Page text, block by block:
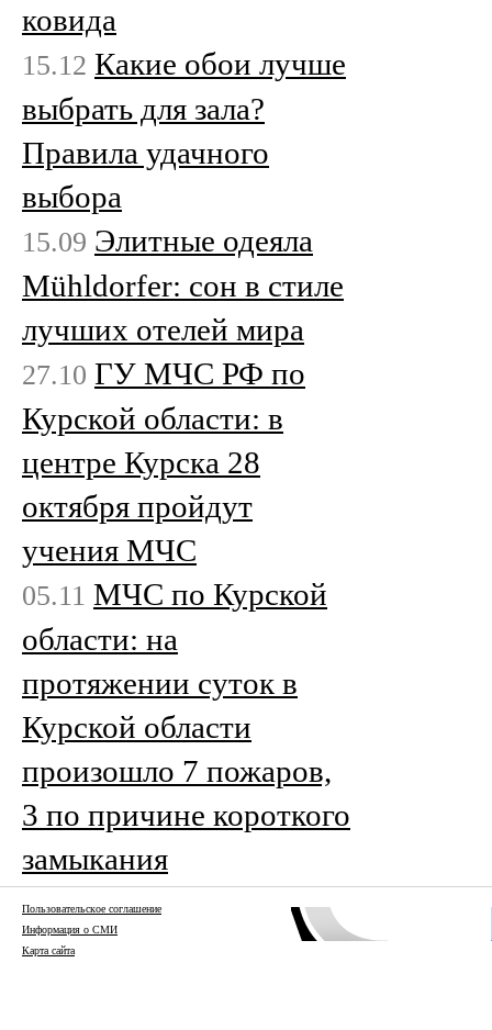
ковида
15.12 Какие обои лучше
выбрать для зала?
Правила удачного
выбора
15.09 Элитные одеяла
Mühldorfer: сон в стиле
лучших отелей мира
27.10 ГУ МЧС РФ по
Курской области: в
центре Курска 28
октября пройдут
учения МЧС
05.11 МЧС по Курской
области: на
протяжении суток в
Курской области
произошло 7 пожаров,
3 по причине короткого
замыкания
Пользовательское соглашение
Информация о СМИ
Карта сайта